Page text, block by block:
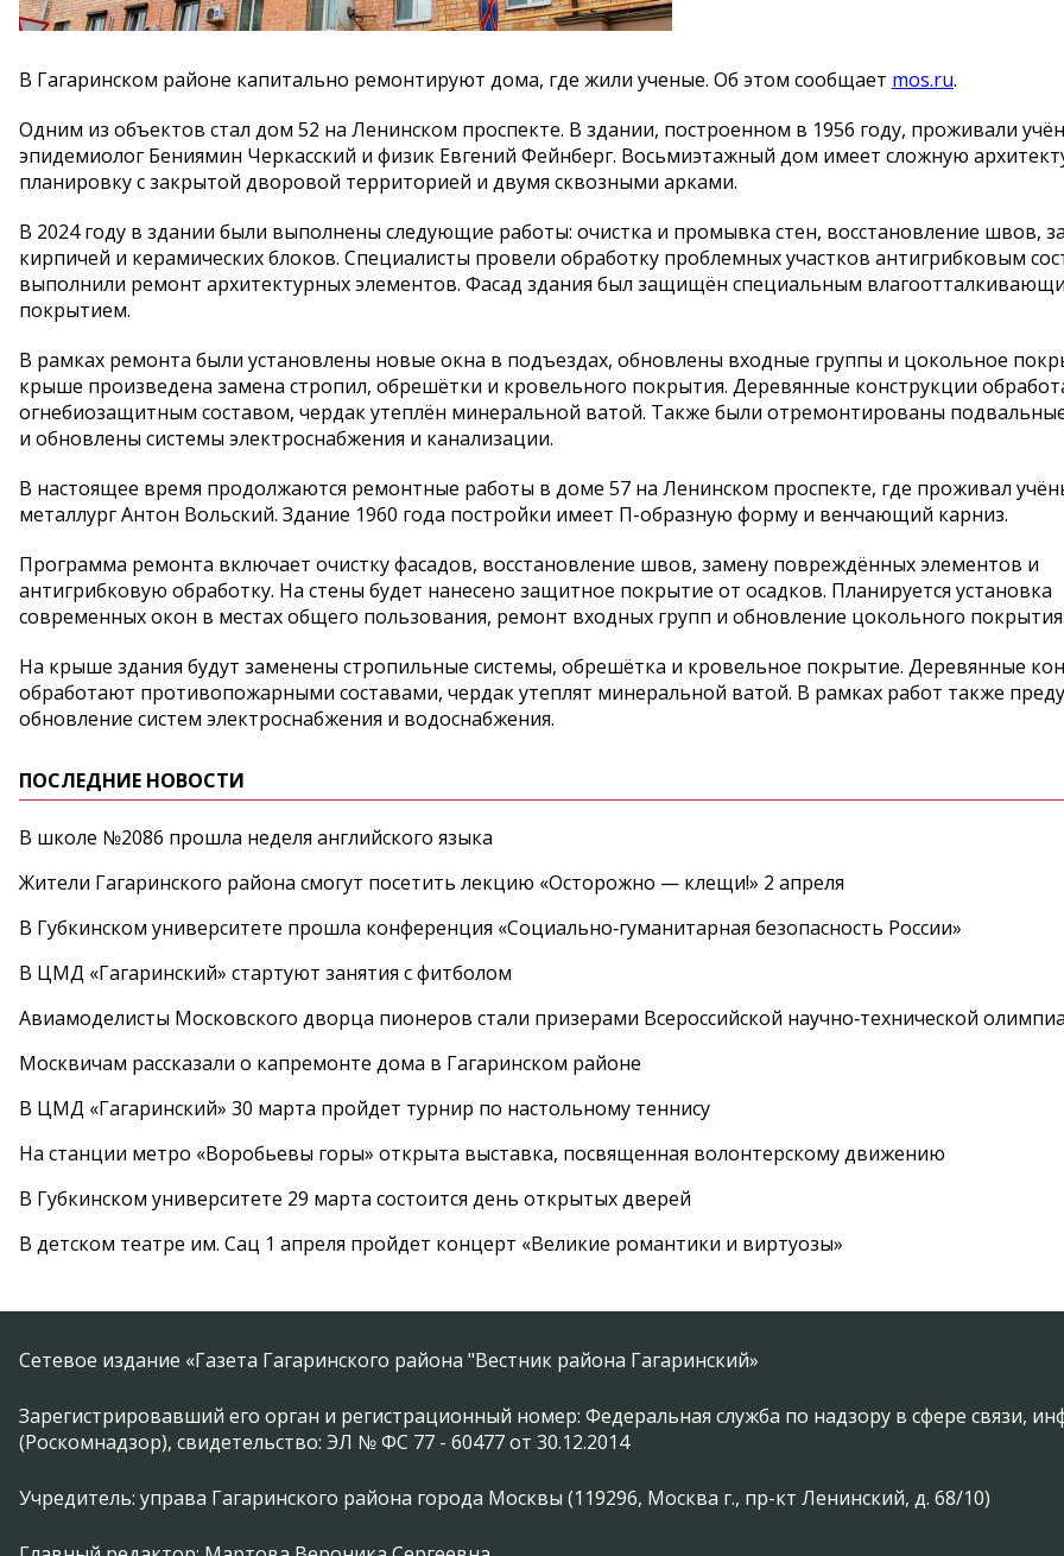
В Гагаринском районе капитально ремонтируют дома, где жили ученые. Об этом сообщает mos.ru.
Одним из объектов стал дом 52 на Ленинском проспекте. В здании, построенном в 1956 году, проживали
эпидемиолог Бениямин Черкасский и физик Евгений Фейнберг. Восьмиэтажный дом имеет сложную
планировку с закрытой дворовой территорией и двумя сквозными арками.
В 2024 году в здании были выполнены следующие работы: очистка и промывка стен, восстановление швов,
кирпичей и керамических блоков. Специалисты провели обработку проблемных участков антигрибковым
выполнили ремонт архитектурных элементов. Фасад здания был защищён специальным
покрытием.
В рамках ремонта были установлены новые окна в подъездах, обновлены входные группы и цокольное
крыше произведена замена стропил, обрешётки и кровельного покрытия. Деревянные конструкции
огнебиозащитным составом, чердак утеплён минеральной ватой. Также были отремонтированы
и обновлены системы электроснабжения и канализации.
В настоящее время продолжаются ремонтные работы в доме 57 на Ленинском проспекте, где проживал
металлург Антон Вольский. Здание 1960 года постройки имеет П-образную форму и венчающий карниз.
Программа ремонта включает очистку фасадов, восстановление швов, замену повреждённых элементов и
антигрибковую обработку. На стены будет нанесено защитное покрытие от осадков. Планируется установка
современных окон в местах общего пользования, ремонт входных групп и обновление цокольного
На крыше здания будут заменены стропильные системы, обрешётка и кровельное покрытие. Деревянные
обработают противопожарными составами, чердак утеплят минеральной ватой. В рамках работ также
обновление систем электроснабжения и водоснабжения.
ПОСЛЕДНИЕ НОВОСТИ
В школе №2086 прошла неделя английского языка
Жители Гагаринского района смогут посетить лекцию «Осторожно — клещи!» 2 апреля
В Губкинском университете прошла конференция «Социально‑гуманитарная безопасность России»
В ЦМД «Гагаринский» стартуют занятия с фитболом
Авиамоделисты Московского дворца пионеров стали призерами Всероссийской научно‑технической
Москвичам рассказали о капремонте дома в Гагаринском районе
В ЦМД «Гагаринский» 30 марта пройдет турнир по настольному теннису
На станции метро «Воробьевы горы» открыта выставка, посвященная волонтерскому движению
В Губкинском университете 29 марта состоится день открытых дверей
В детском театре им. Сац 1 апреля пройдет концерт «Великие романтики и виртуозы»
Сетевое издание «Газета Гагаринского района "Вестник района Гагаринский»
Зарегистрировавший его орган и регистрационный номер: Федеральная служба по надзору в сфере связи,
(Роскомнадзор), свидетельство: ЭЛ № ФС 77 - 60477 от 30.12.2014
Учредитель: управа Гагаринского района города Москвы (119296, Москва г., пр-кт Ленинский, д. 68/10)